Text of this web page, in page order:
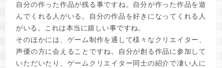
自分の作った作品が残る事ですね。自分が作った作品を遊
んでくれる人がいる。自分の作品を好きになってくれる人
がいる。これは本当に嬉しい事ですね。
そのほかには、ゲーム制作を通して様々なクリエイター、
声優の方に会えることですね。自分が創る作品に参加して
いただいたり、ゲームクリエイター同士の紹介で凄い人に